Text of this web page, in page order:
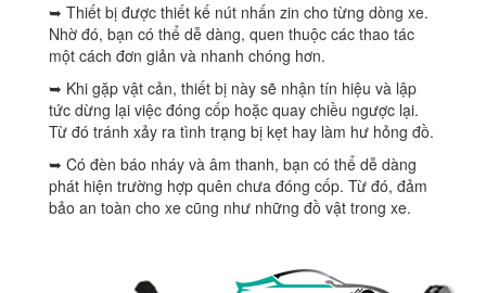
➥ Thiết bị được thiết kế nút nhấn zin cho từng dòng xe.
Nhờ đó, bạn có thể dễ dàng, quen thuộc các thao tác
một cách đơn giản và nhanh chóng hơn.
➥ Khi gặp vật cản, thiết bị này sẽ nhận tín hiệu và lập
tức dừng lại việc đóng cốp hoặc quay chiều ngược lại.
Từ đó tránh xảy ra tình trạng bị kẹt hay làm hư hỏng đồ.
➥ Có đèn báo nháy và âm thanh, bạn có thể dễ dàng
phát hiện trường hợp quên chưa đóng cốp. Từ đó, đảm
bảo an toàn cho xe cũng như những đồ vật trong xe.